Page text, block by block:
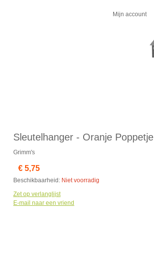
Mijn account
Sleutelhanger - Oranje Poppetje
Grimm's
€ 5,75
Beschikbaarheid: Niet voorradig
Zet op verlanglijst
E-mail naar een vriend